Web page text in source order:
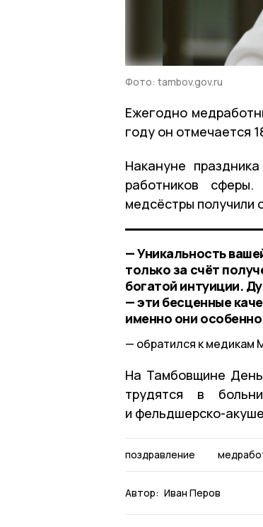
Фото: tambov.gov.ru
Ежегодно
году он отмечается
Накануне
работников
медсёстры получили
— Уникальность
только за счёт
богатой интуиции.
— эти бесценные
именно они
обратился к медикам
На Тамбовщине
трудятся в
и фельдшерско-
поздравление
Автор: Иван Перов